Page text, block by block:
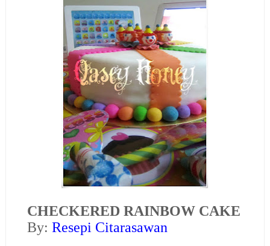
CHECKERED RAINBOW CAKE
By: Resepi Citarasawan